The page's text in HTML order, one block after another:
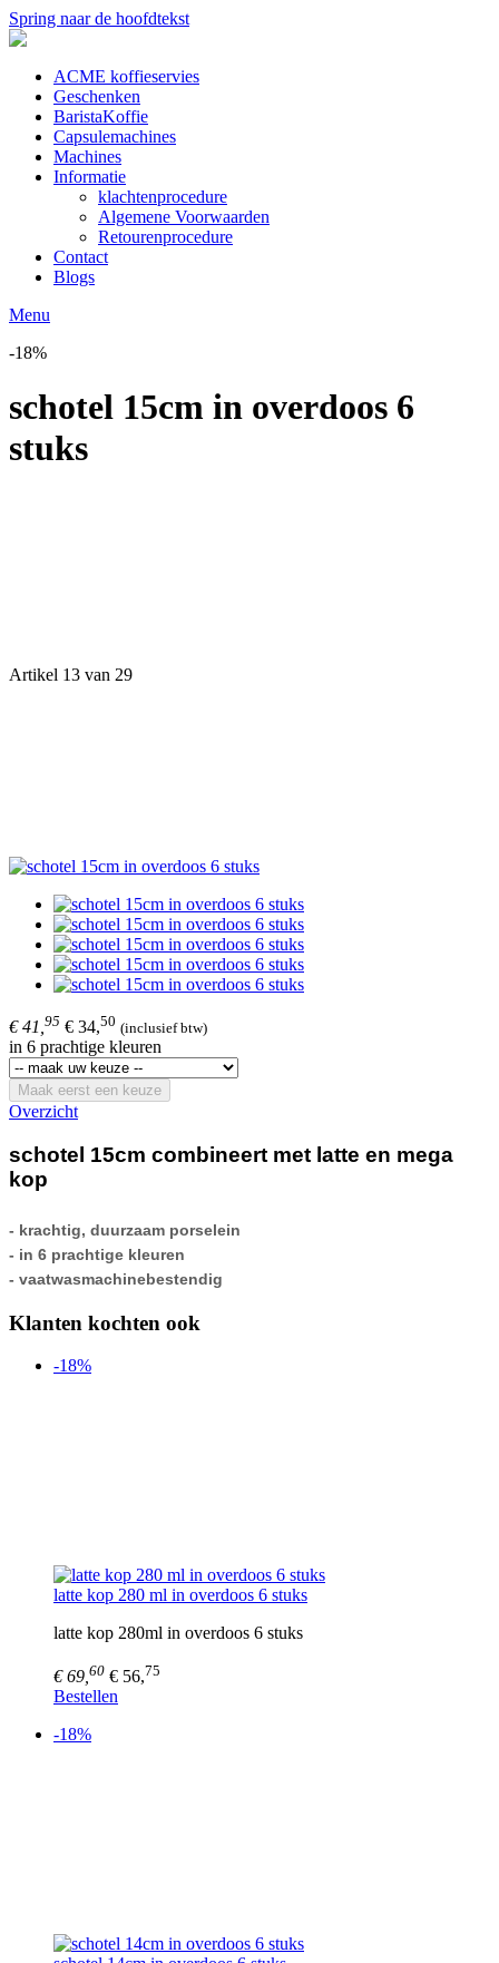
Spring naar de hoofdtekst
ACME koffieservies
Geschenken
BaristaKoffie
Capsulemachines
Machines
Informatie
klachtenprocedure
Algemene Voorwaarden
Retourenprocedure
Contact
Blogs
Menu
-18%
schotel 15cm in overdoos 6
stuks
Artikel 13 van 29
€ 41, 95 € 34,50 (inclusief btw)
in 6 prachtige kleuren
Maak eerst een keuze
Overzicht
schotel 15cm combineert met latte en mega
kop
- krachtig, duurzaam porselein
- in 6 prachtige kleuren
- vaatwasmachinebestendig
Klanten kochten ook
-18%
latte kop 280 ml in overdoos 6 stuks
latte kop 280ml in overdoos 6 stuks
€ 69, 60 € 56,75
Bestellen
-18%